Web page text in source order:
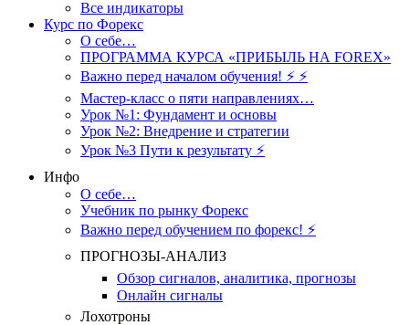
Все индикаторы
Курс по Форекс
О себе…
ПРОГРАММА КУРСА «ПРИБЫЛЬ НА FOREX»
Важно перед началом обучения! ⚡ ⚡
Мастер-класс о пяти направлениях…
Урок №1: Фундамент и основы
Урок №2: Внедрение и стратегии
Урок №3 Пути к результату ⚡️
Инфо
О себе…
Учебник по рынку Форекс
Важно перед обучением по форекс! ⚡
ПРОГНОЗЫ-АНАЛИЗ
Обзор сигналов, аналитика, прогнозы
Онлайн сигналы
Лохотроны